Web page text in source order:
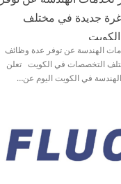
جديدة في مختلف
الهندسة عن توفر عدة وظائف
التخصصات في الكويت تعلن
في الكويت اليوم عن…